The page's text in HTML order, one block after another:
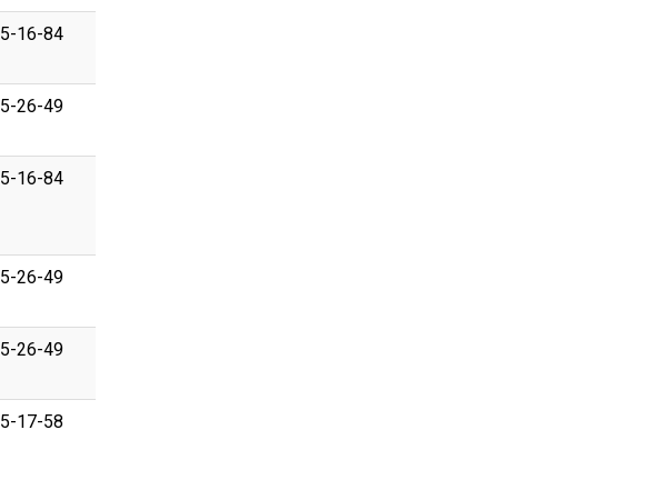
5-16-84
5-26-49
5-16-84
5-26-49
5-26-49
5-17-58